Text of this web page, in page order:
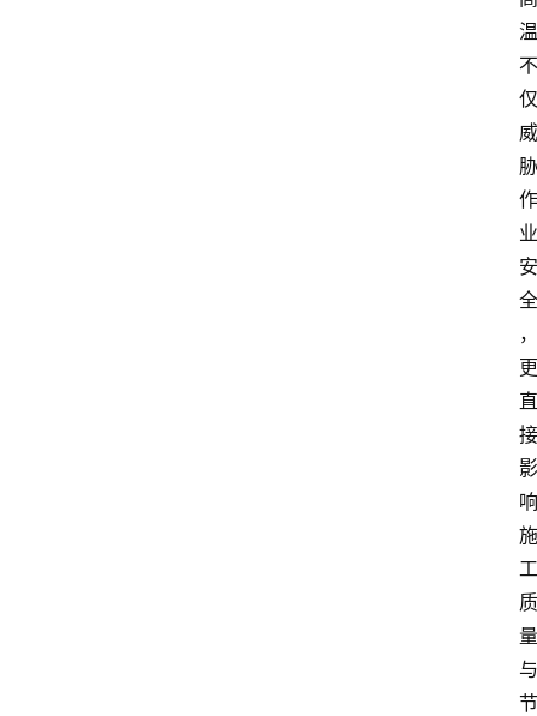
温
不
仅
威
胁
作
业
安
全
，
更
直
接
影
响
施
工
质
量
与
节